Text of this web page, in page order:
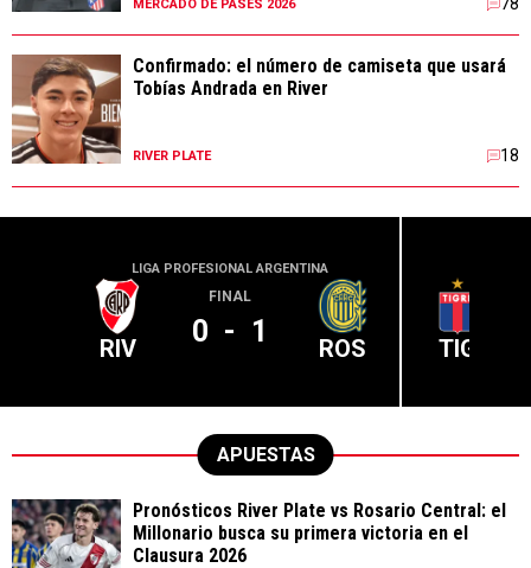
MERCADO DE PASES 2026 78
Confirmado: el número de camiseta que usará
Tobías Andrada en River
RIVER PLATE 18
LIGA PROFESIONAL ARGENTINA
RIV
FINAL
0 - 1 ROS TIG
APUESTAS
Pronósticos River Plate vs Rosario Central: el
Millonario busca su primera victoria en el
Clausura 2026